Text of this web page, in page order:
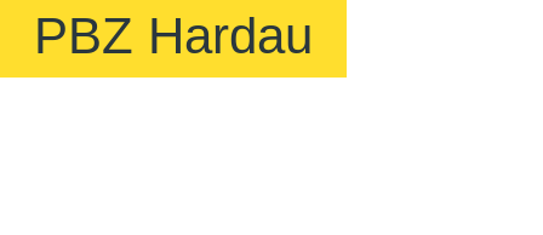
PBZ Hardau